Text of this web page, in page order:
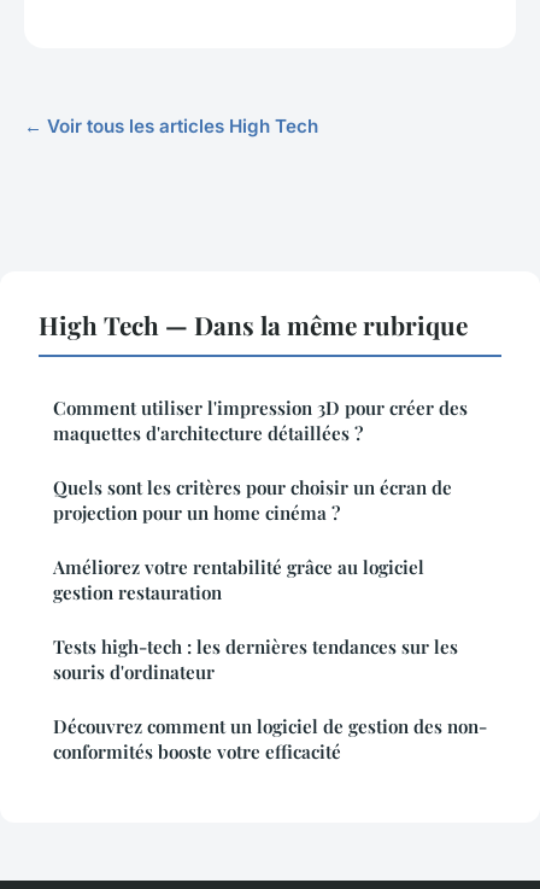
← Voir tous les articles High Tech
High Tech — Dans la même rubrique
Comment utiliser l'impression 3D pour créer des
maquettes d'architecture détaillées ?
Quels sont les critères pour choisir un écran de
projection pour un home cinéma ?
Améliorez votre rentabilité grâce au logiciel
gestion restauration
Tests high-tech : les dernières tendances sur les
souris d'ordinateur
Découvrez comment un logiciel de gestion des non-
conformités booste votre efficacité